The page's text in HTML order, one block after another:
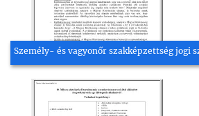
Személy- és vagyonőr szakképzettség jogi